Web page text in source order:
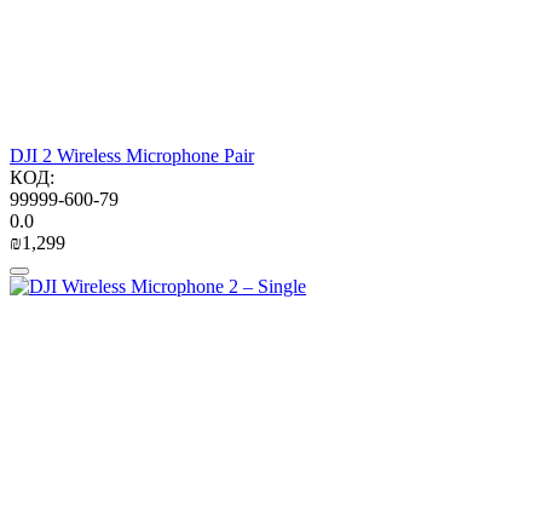
DJI 2 Wireless Microphone Pair
КОД:
99999-600-79
0.0
₪1,299